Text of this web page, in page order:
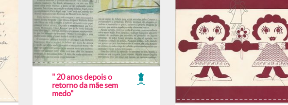
" 20 anos depois o
retorno da mãe sem
medo"